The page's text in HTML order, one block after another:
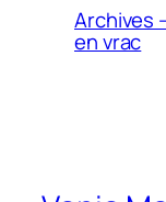
Archives
en vrac